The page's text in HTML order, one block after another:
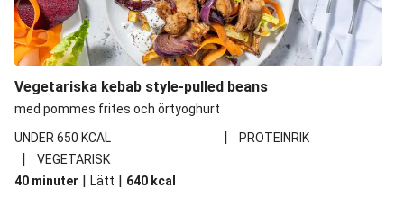
Vegetariska kebab style-pulled beans
med pommes frites och örtyoghurt
UNDER 650 KCAL
| PROTEINRIK
|
VEGETARISK
40 minuter | Lätt | 640 kcal